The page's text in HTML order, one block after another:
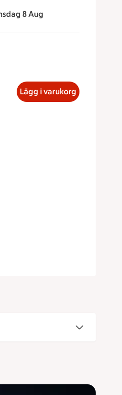
8 Aug
eller ange ett värde
Lägg i varukorg